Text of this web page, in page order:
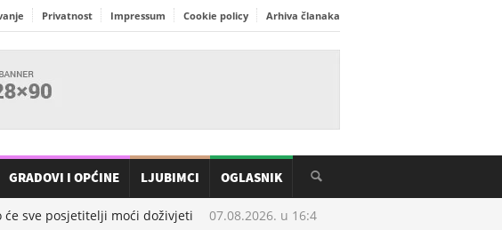
Privatnost Impressum Cookie policy Arhiva članaka
GRADOVI I OPĆINE LJUBIMCI OGLASNIK
sve posjetitelji moći doživjeti 07.08.2026. u 16:41